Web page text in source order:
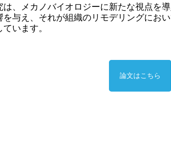
、メカノバイオロジーに新たな視点を
を与え、それが組織のリモデリングにお
います。
論文はこちら